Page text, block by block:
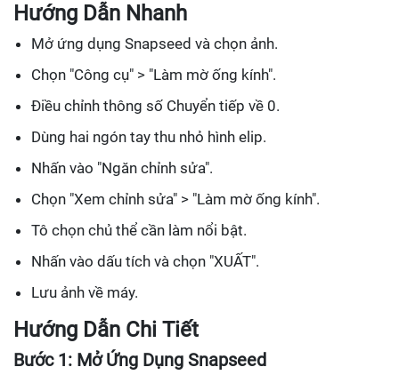
Hướng Dẫn Nhanh
Mở ứng dụng Snapseed và chọn ảnh.
Chọn "Công cụ" > "Làm mờ ống kính".
Điều chỉnh thông số Chuyển tiếp về 0.
Dùng hai ngón tay thu nhỏ hình elip.
Nhấn vào "Ngăn chỉnh sửa".
Chọn "Xem chỉnh sửa" > "Làm mờ ống kính".
Tô chọn chủ thể cần làm nổi bật.
Nhấn vào dấu tích và chọn "XUẤT".
Lưu ảnh về máy.
Hướng Dẫn Chi Tiết
Bước 1: Mở Ứng Dụng Snapseed